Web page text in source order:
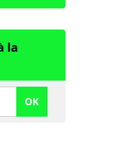
la
OK